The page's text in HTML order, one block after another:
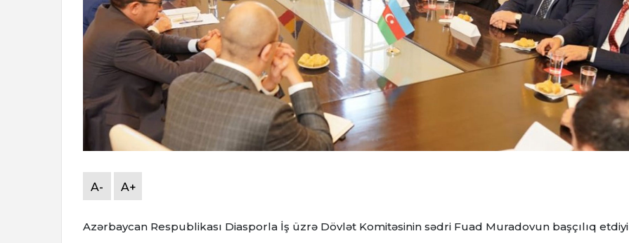
A- A+
Azərbaycan Respublikası Diasporla İş üzrə Dövlət Komitəsinin sədri Fuad Muradovun başçılıq etdiyi